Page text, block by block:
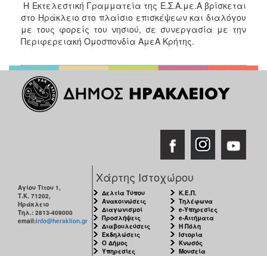
Η Εκτελεστική Γραμματεία της Ε.Σ.Α.με.Α βρίσκεται
στο Ηράκλειο στο πλαίσιο επισκέψεων και διαλόγου
με τους φορείς του νησιού, σε συνεργασία με την
Περιφερειακή Ομοσπονδία ΑμεΑ Κρήτης.
Αγίου Τίτου 1,
Τ.Κ. 71202,
Ηράκλειο
Τηλ.: 2813-409000
email:info@heraklion.gr
Χάρτης Ιστοχώρου
Δελτία Τύπου
Ανακοινώσεις
Διαγωνισμοί
Προσλήψεις
Διαβουλεύσεις
Εκδηλώσεις
Ο Δήμος
Υπηρεσίες
Κ.Ε.Π.
Τηλέφωνα
e-Υπηρεσίες
e-Αιτήματα
Η Πόλη
Ιστορία
Κνωσός
Μουσεία